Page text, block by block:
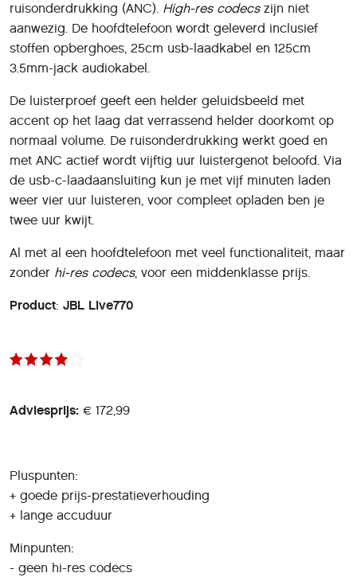
ruisonderdrukking (ANC). High-res codecszijn niet
aanwezig. De hoofdtelefoon wordt geleverd inclusief
stoffen opberghoes, 25cm usb-laadkabel en 125cm
3.5mm-jack audiokabel.
De luisterproef geeft een helder geluidsbeeld met
accent op het laag dat verrassend helder doorkomt op
normaal volume. De ruisonderdrukking werkt goed en
met ANC actief wordt vijftig uur luistergenot beloofd. Via
de usb-c-laadaansluiting kun je met vijf minuten laden
weer vier uur luisteren, voor compleet opladen ben je
twee uur kwijt.
Al met al een hoofdtelefoon met veel functionaliteit, maar
zonder hi-res codecs, voor een middenklasse prijs.
Product: JBL Live770
Adviesprijs: € 172,99
Pluspunten:
+ goede prijs-prestatieverhouding
+ lange accuduur
Minpunten:
- geen hi-res codecs